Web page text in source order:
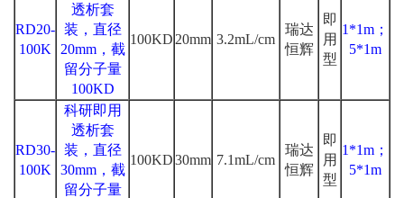
RD20-
100K
透析套
装，直径
20mm，截
留分子量
100KD
100KD 20mm 3.2mL/cm
瑞达
恒辉
即
用
型
1*1m；
5*1m
RD30-
100K
科研即用
透析套
装，直径
30mm，截
留分子量
100KD30mm 7.1mL/cm
瑞达
恒辉
即
用
型
1*1m；
5*1m